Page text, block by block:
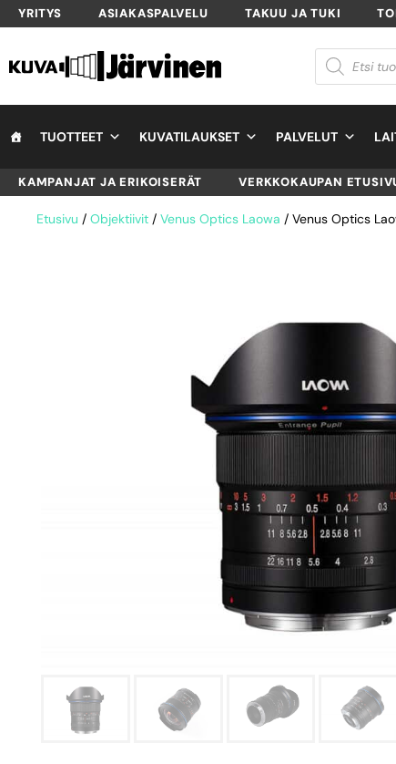
YRITYS ASIAKASPALVELU TAKUU JA TUKI
TUOTTEET KUVATILAUKSET PALVELUT
KAMPANJAT JA ERIKOISERÄT VERKKOKAUPAN
Etusivu / Objektiivit / Venus Optics Laowa / Venus Optics